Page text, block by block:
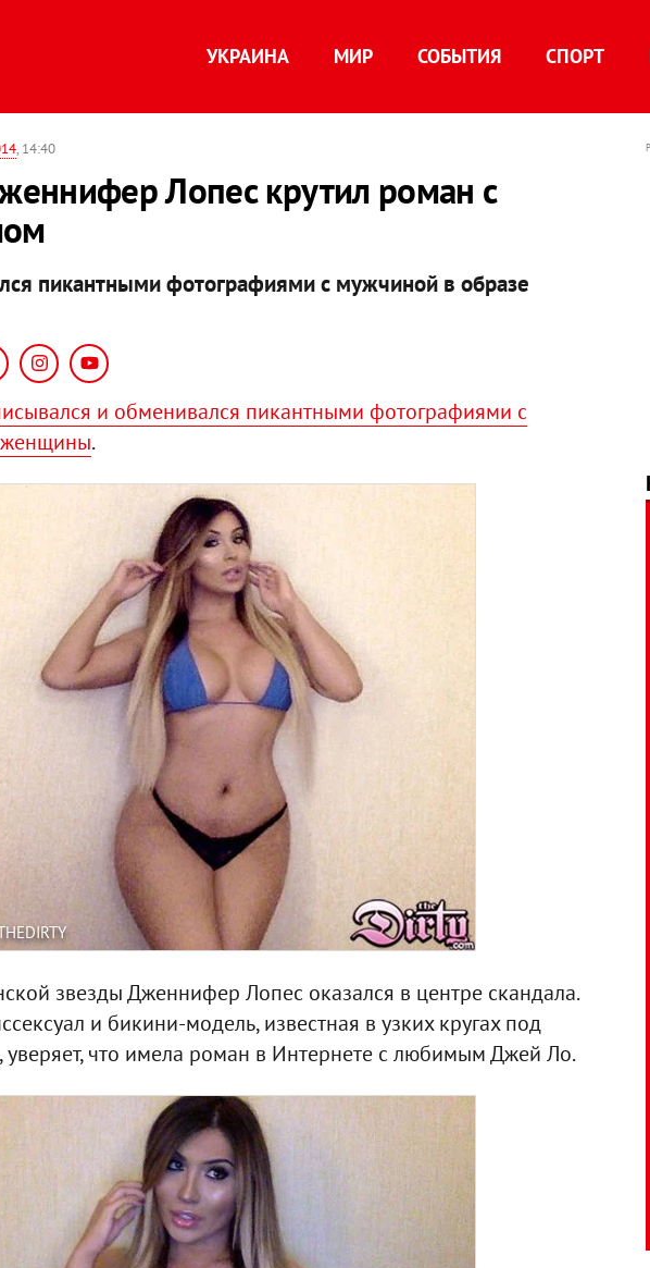
УКРАИНА МИР СОБЫТИЯ СПОРТ
, 14:40
Лопес крутил роман с
пикантными фотографиями с мужчиной в образе
и обменивался пикантными фотографиями с
женщины.
звезды Дженнифер Лопес оказался в центре скандала.
и бикини-модель, известная в узких кругах под
что имела роман в Интернете с любимым Джей Ло.